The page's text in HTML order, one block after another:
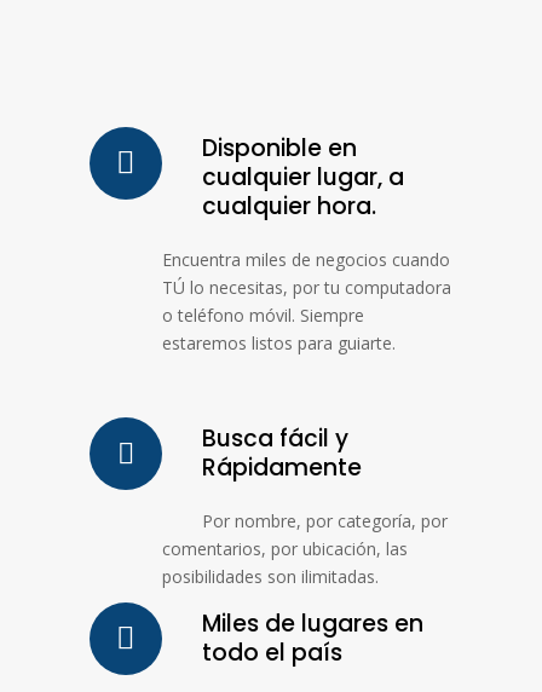
Disponible en
cualquier lugar, a
cualquier hora.
Encuentra miles de negocios cuando
TÚ lo necesitas, por tu computadora
o teléfono móvil. Siempre
estaremos listos para guiarte.
Busca fácil y
Rápidamente
Por nombre, por categoría, por
comentarios, por ubicación, las
posibilidades son ilimitadas.
Miles de lugares en
todo el país